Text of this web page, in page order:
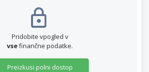
Pridobite vpogled v
vsefinančne podatke.
Preizkusi polni dostop